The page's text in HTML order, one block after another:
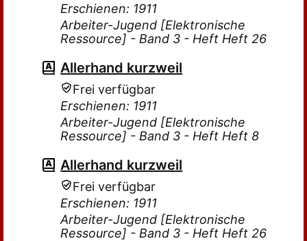
Erschienen: 1911
Arbeiter-Jugend [Elektronische
Ressource] - Band 3 - Heft Heft 26
Allerhand kurzweil
Frei verfügbar
Erschienen: 1911
Arbeiter-Jugend [Elektronische
Ressource] - Band 3 - Heft Heft 8
Allerhand kurzweil
Frei verfügbar
Erschienen: 1911
Arbeiter-Jugend [Elektronische
Ressource] - Band 3 - Heft Heft 26